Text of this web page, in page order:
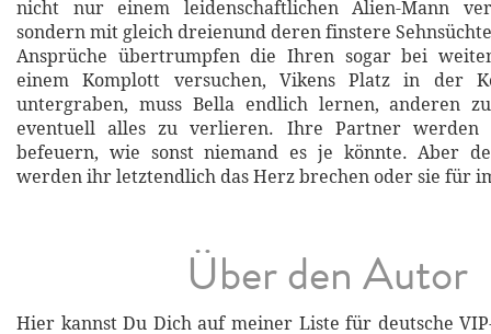
nicht nur einem leidenschaftlichen Alien-Mann
sondern mit gleich dreienund deren finstere
Ansprüche übertrumpfen die Ihren sogar bei
einem Komplott versuchen, Vikens Platz in der
untergraben, muss Bella endlich lernen, anderen
eventuell alles zu verlieren. Ihre Partner werden
befeuern, wie sonst niemand es je könnte. Aber
werden ihr letztendlich das Herz brechen oder sie für
Über den Autor
Hier kannst Du Dich auf meiner Liste für deutsche